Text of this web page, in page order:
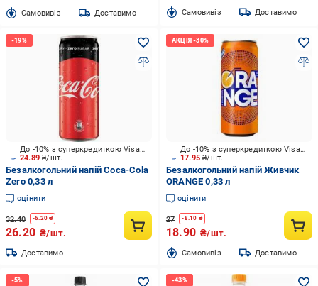
Cамовивіз Доставимо Cамовивіз Доставимо
24.89₴/шт.
До -10% з суперкредиткою Visa Вигода
Безалкогольний напій Coca-Cola
Zero 0,33 л
оцінити
32.40 -6.20 ₴
26.20 ₴/шт.
Доставимо
17.95₴/шт.
До -10% з суперкредиткою Visa Вигода
Безалкогольний напій Живчик
ORANGE 0,33 л
оцінити
27 -8.10 ₴
18.90 ₴/шт.
Cамовивіз Доставимо